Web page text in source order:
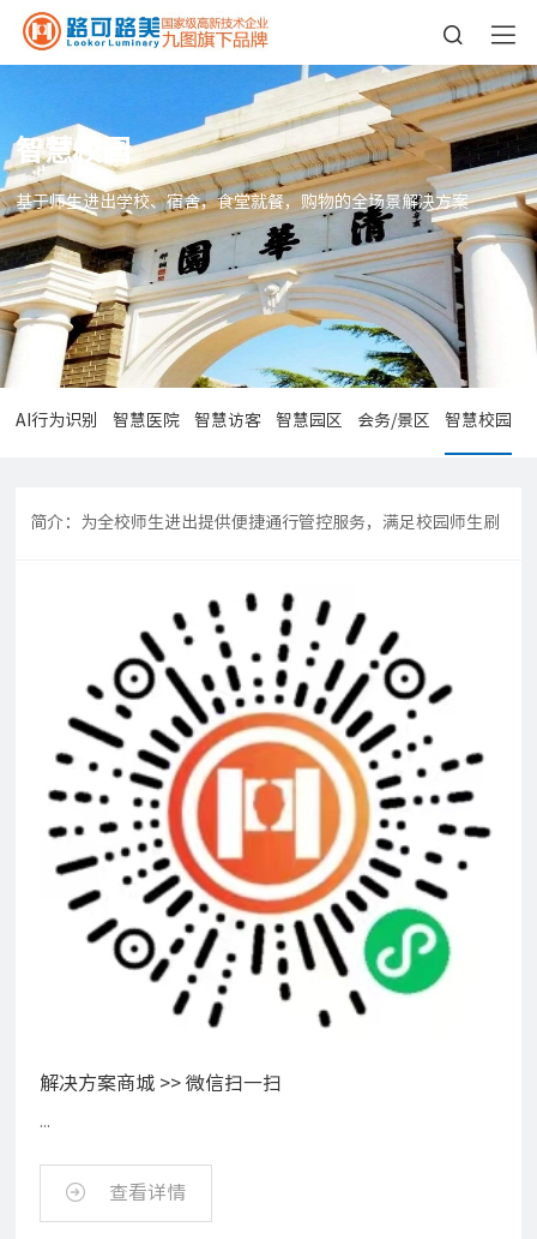
智慧校园
基于师生进出学校、宿舍，食堂就餐，购物的全场景解决方案
AI行为识别 智慧医院 智慧访客 智慧园区 会务/景区 智慧校园
简介：为全校师生进出提供便捷通行管控服务，满足校园师生刷
脸通行、绩效考勤、防疫管控、访客到访全场景应用
解决方案商城 >> 微信扫一扫
...
查看详情